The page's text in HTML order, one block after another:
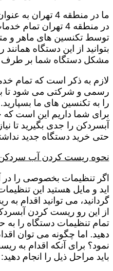
ما در منطقه 4
در منطقه 4 تهران
توسط تکنسین های ماهر و
بتوانید از این دستگاه همانند
مشکل دستگاه شما بر طرف
لازم به ذکر است که تمام
رسمی و شرکتی می شود تا
را به تکنسین های ما
برای شما داریم این است
آبسردکن را جدی بگیرید تا
حتی خرید دستگاه جدید
نحوه ریست کردن آب
اگر تنظیمات بخصوصی را در
اید و مایل هستید این
گردانید، می توانید اقدام
از این رو ریست کردن
تمام تنظیمات دستگاه را به
دهید. اما چگونه می توان
نمود؟ برای آنکه اقدام به
باید مراحل ذیل را انجام دهید: